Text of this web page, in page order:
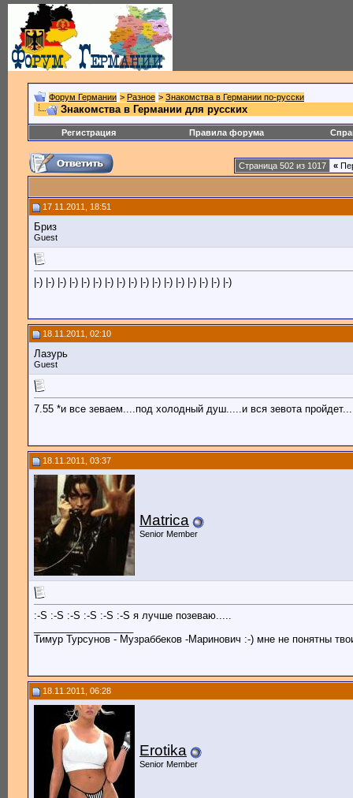
Форум Германии > Разное > Знакомства в Германии по-русски
Знакомства в Германии для русских
Регистрация Правила форума
Страница 502 из 1017 «
17.11.2011, 18:51
Бриз
Guest
|-) |-) |-) |-) |-) |-) |-) |-) |-) |-) |-) |-) |-) |-) |-) |-) |-)
18.11.2011, 02:10
Лазурь
Guest
7.55 *и все зеваем....под холодный душ.....и вся зевота пройдет...
18.11.2011, 03:37
Matrica
Senior Member
:-S :-S :-S :-S :-S :-S я лучше позеваю.....
Тимур Турсунов - Музраббеков -Маринович :-) мне не понятны
18.11.2011, 06:28
Erotika
Senior Member